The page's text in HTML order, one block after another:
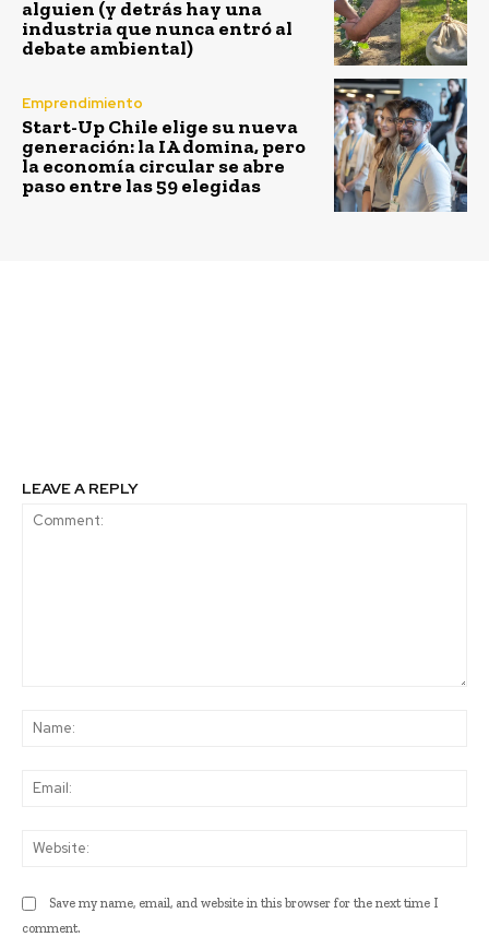
alguien (y detrás hay una
industria que nunca entró al
debate ambiental)
Emprendimiento
Start-Up Chile elige su nueva
generación: la IA domina, pero
la economía circular se abre
paso entre las 59 elegidas
LEAVE A REPLY
Save my name, email, and website in this browser for the next time I
comment.